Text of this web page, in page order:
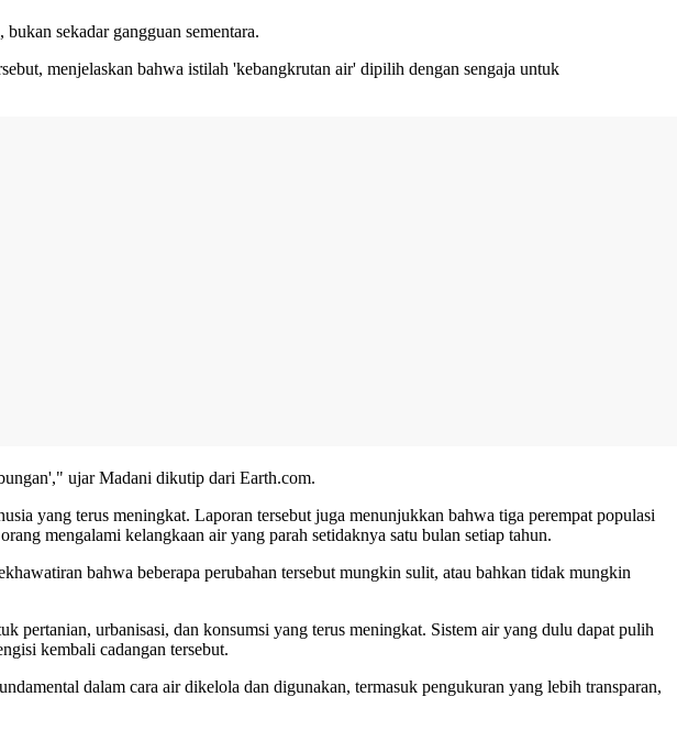
sekadar gangguan sementara.
menjelaskan bahwa istilah 'kebangkrutan air' dipilih dengan sengaja untuk
ujar Madani dikutip dari Earth.com.
yang terus meningkat. Laporan tersebut juga menunjukkan bahwa tiga perempat populasi
mengalami kelangkaan air yang parah setidaknya satu bulan setiap tahun.
bahwa beberapa perubahan tersebut mungkin sulit, atau bahkan tidak mungkin
pertanian, urbanisasi, dan konsumsi yang terus meningkat. Sistem air yang dulu dapat pulih
kembali cadangan tersebut.
dalam cara air dikelola dan digunakan, termasuk pengukuran yang lebih transparan,